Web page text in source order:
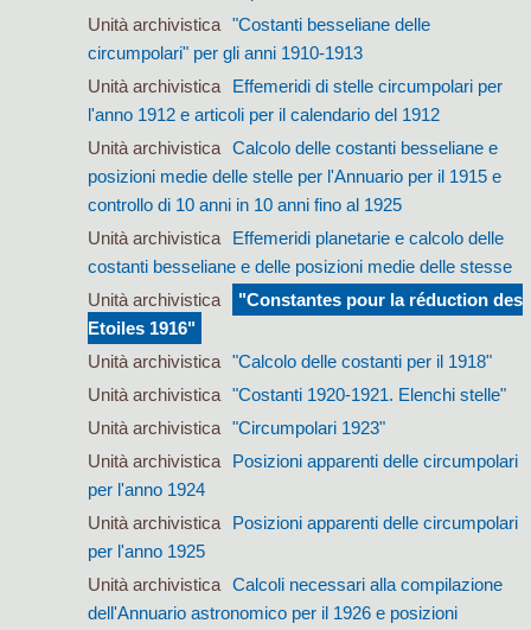
Unità archivistica
"Costanti besseliane delle
circumpolari" per gli anni 1910-1913
Unità archivistica
Effemeridi di stelle circumpolari per
l'anno 1912 e articoli per il calendario del 1912
Unità archivistica
Calcolo delle costanti besseliane e
posizioni medie delle stelle per l'Annuario per il 1915 e
controllo di 10 anni in 10 anni fino al 1925
Unità archivistica
Effemeridi planetarie e calcolo delle
costanti besseliane e delle posizioni medie delle stesse
Unità archivistica
"Constantes pour la réduction des
Etoiles 1916"
Unità archivistica
"Calcolo delle costanti per il 1918"
Unità archivistica
"Costanti 1920-1921. Elenchi stelle"
Unità archivistica
"Circumpolari 1923"
Unità archivistica
Posizioni apparenti delle circumpolari
per l'anno 1924
Unità archivistica
Posizioni apparenti delle circumpolari
per l'anno 1925
Unità archivistica
Calcoli necessari alla compilazione
dell'Annuario astronomico per il 1926 e posizioni